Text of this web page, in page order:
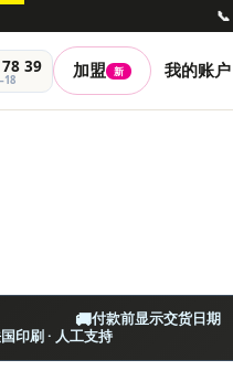
📞
39 加盟 新 我的账户
🚚付款前显示交货日期
印刷 · 人工支持